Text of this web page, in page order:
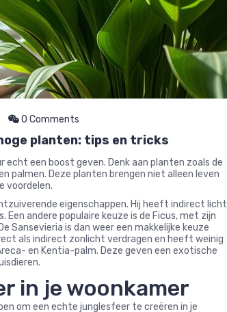
0 Comments
planten: tips en tricks
een boost geven. Denk aan planten zoals de
palmen. Deze planten brengen niet alleen leven
voordelen.
eigenschappen. Hij heeft indirect licht
Een andere populaire keuze is de Ficus, met zijn
Sansevieria is dan weer een makkelijke keuze
als indirect zonlicht verdragen en heeft weinig
en Kentia-palm. Deze geven een exotische
in je woonkamer
om een echte junglesfeer te creëren in je